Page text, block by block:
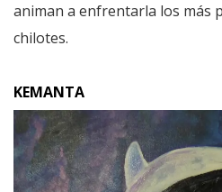
animan a enfrentarla los más
chilotes.
KEMANTA